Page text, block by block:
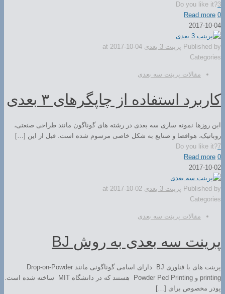
Do you like it?3
0
Read more
2017-10-04
Published by پرینت 3 بعدی at 2017-10-04
Categories
مقالات پرینت سه بعدی
کاربرد استفاده از چاپگرهای ۳ بعدی
این روزها نمونه سازی سه بعدی در رشته های گوناگون مانند طراحی صنعتی،
روباتیک، هوافضا و صنایع به شکل خاصی مرسوم شده است. قبل از این […]
Do you like it?7
0
Read more
2017-10-02
Published by پرینت 3 بعدی at 2017-10-02
Categories
مقالات پرینت سه بعدی
پرینت سه بعدی به روش BJ
پرینت های با فناوری BJ دارای اسامی گوناگونی مانند Drop-on-Powder
printing و Powder Ped Printing هستند که در دانشگاه MIT ساخته شده است.
پودر مخصوص برای […]